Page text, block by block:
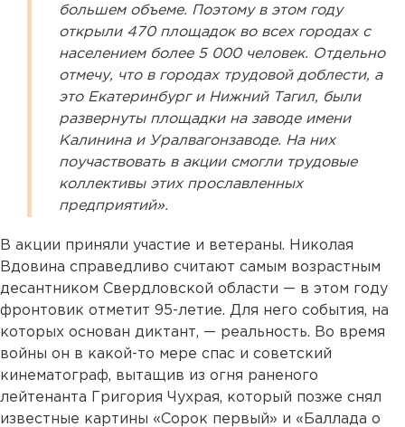
большем объеме. Поэтому в этом году
открыли 470 площадок во всех городах с
населением более 5 000 человек. Отдельно
отмечу, что в городах трудовой доблести, а
это Екатеринбург и Нижний Тагил, были
развернуты площадки на заводе имени
Калинина и Уралвагонзаводе. На них
поучаствовать в акции смогли трудовые
коллективы этих прославленных
предприятий».
В акции приняли участие и ветераны. Николая
Вдовина справедливо считают самым возрастным
десантником Свердловской области — в этом году
фронтовик отметит 95-летие. Для него события, на
которых основан диктант, — реальность. Во время
войны он в какой-то мере спас и советский
кинематограф, вытащив из огня раненого
лейтенанта Григория Чухрая, который позже снял
известные картины «Сорок первый» и «Баллада о